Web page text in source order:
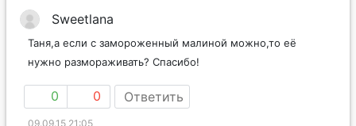
Sweetlana
Таня,а если с замороженный малиной можно,то её
нужно размораживать? Спасибо!
0 0 Ответить
09.09.15 21:05